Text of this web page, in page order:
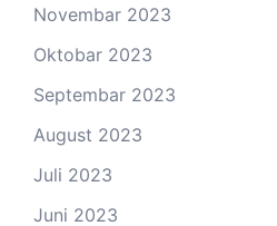
Novembar 2023
Oktobar 2023
Septembar 2023
August 2023
Juli 2023
Juni 2023